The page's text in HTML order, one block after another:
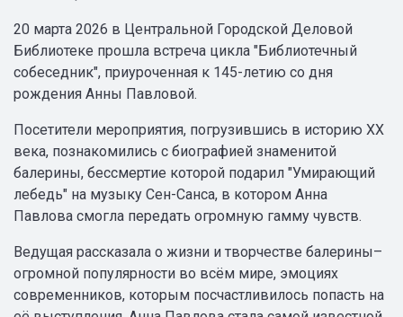
20 марта 2026 в Центральной Городской Деловой
Библиотеке прошла встреча цикла "Библиотечный
собеседник", приуроченная к 145-летию со дня
рождения Анны Павловой.
Посетители мероприятия, погрузившись в историю XX
века, познакомились с биографией знаменитой
балерины, бессмертие которой подарил "Умирающий
лебедь" на музыку Сен-Санса, в котором Анна
Павлова смогла передать огромную гамму чувств.
Ведущая рассказала о жизни и творчестве балерины–
огромной популярности во всём мире, эмоциях
современников, которым посчастливилось попасть на